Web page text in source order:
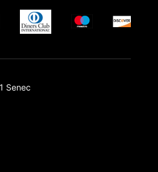
Senec